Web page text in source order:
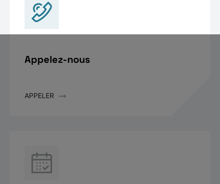
Appelez-nous
APPELER